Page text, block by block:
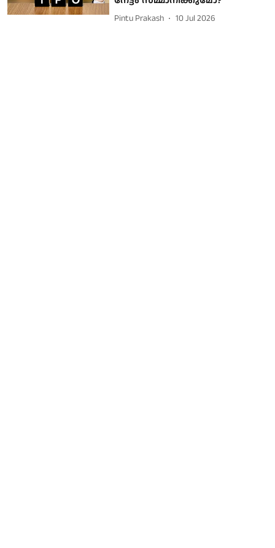
Pintu Prakash 10 Jul 2026